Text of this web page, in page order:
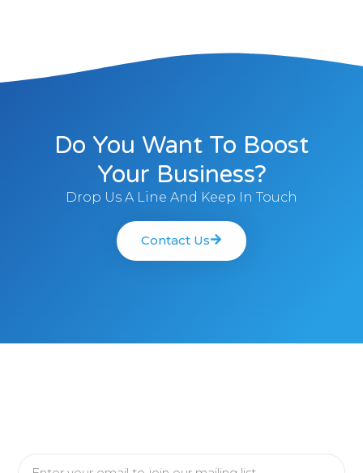
Do You Want To Boost
Your Business?
Drop Us A Line And Keep In Touch
Contact Us